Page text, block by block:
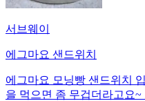
서브웨이
에그마요 샌드위치
에그마요 모닝빵 샌드위치
을 먹으면 좀 무겁더라고요